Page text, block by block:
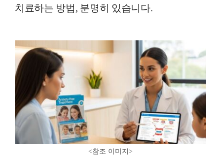
치료하는 방법, 분명히 있습니다.
<참조 이미지 >